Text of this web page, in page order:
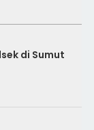
di Sumut